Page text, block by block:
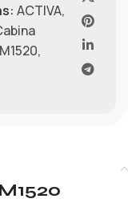
ACTIVA,
,